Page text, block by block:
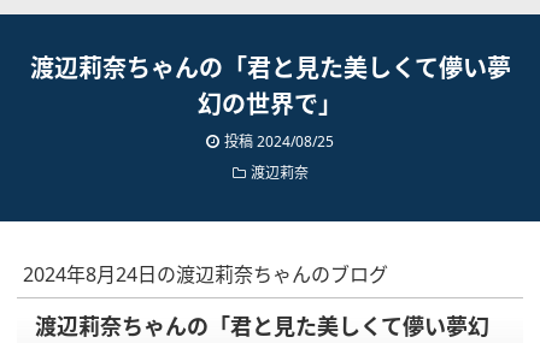
渡辺莉奈ちゃんの「君と見た美しくて儚い夢
幻の世界で」
投稿2024/08/25
渡辺莉奈
2024年8月24日の渡辺莉奈ちゃんのブログ
渡辺莉奈ちゃんの「君と見た美しくて儚い夢幻